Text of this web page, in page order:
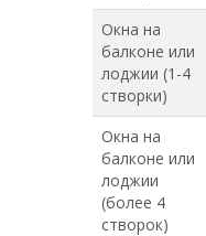
Окна на
балконе или
лоджии (1-4
створки)
Окна на
балконе или
лоджии
(более 4
створок)